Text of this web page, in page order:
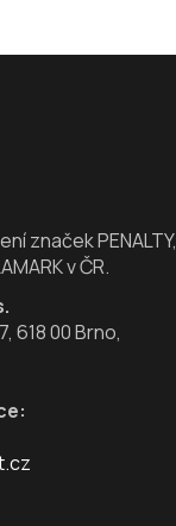
značek PENALTY,
v ČR.
618 00 Brno,